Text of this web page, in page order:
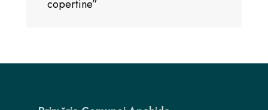
copertine”